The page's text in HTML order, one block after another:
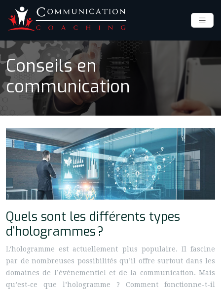
Conseils en
communication
Quels sont les différents types
d’hologrammes ?
L’hologramme est actuellement plus populaire. Il fascine
par de nombreuses possibilités qu’il offre surtout dans les
domaines de l’événementiel et de la communication. Mais
qu’est-ce que l’hologramme ? Comment fonctionne-t-il